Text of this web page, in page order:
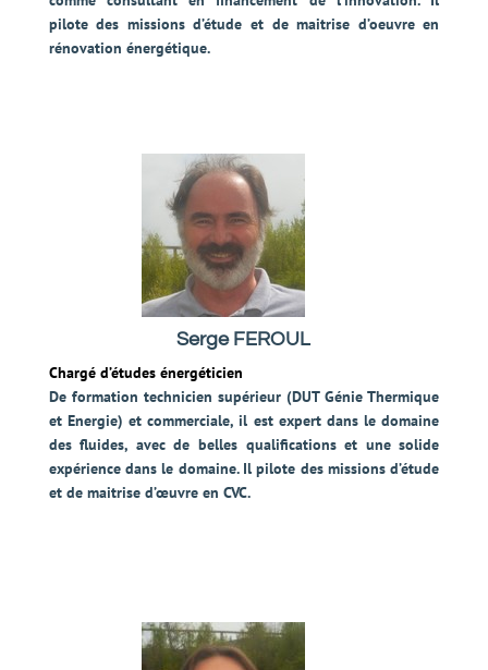
pilote des missions d’étude et de maitrise d’oeuvre en
rénovation énergétique.
Serge FEROUL
Chargé d’études énergéticien
De formation technicien supérieur (DUT Génie Thermique
et Energie) et commerciale, il est expert dans le domaine
des fluides, avec de belles qualifications et une solide
expérience dans le domaine. Il pilote des missions d’étude
et de maitrise d’œuvre en CVC.